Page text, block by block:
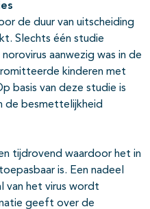
de duur van uitscheiding
Slechts één studie
aanwezig was in de
kinderen met
basis van deze studie is
de besmettelijkheid
tijdrovend waardoor het in
is. Een nadeel
van het virus wordt
geeft over de